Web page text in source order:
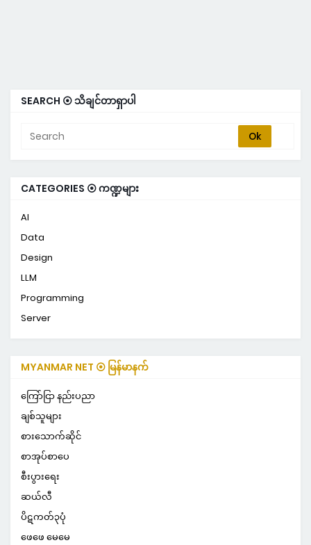
SEARCH ⦿ သိချင်တာရှာပါ
CATEGORIES ⦿ ကဏ္ဍများ
AI
Data
Design
LLM
Programming
Server
MYANMAR NET ⦿ မြန်မာနက်
ကြော်ငြာ နည်းပညာ
ချစ်သူများ
စားသောက်ဆိုင်
စာအုပ်စာပေ
စီးပွားရေး
ဆယ်လီ
ပိဋကတ်၃ပုံ
ဖေဖေ မေမေ